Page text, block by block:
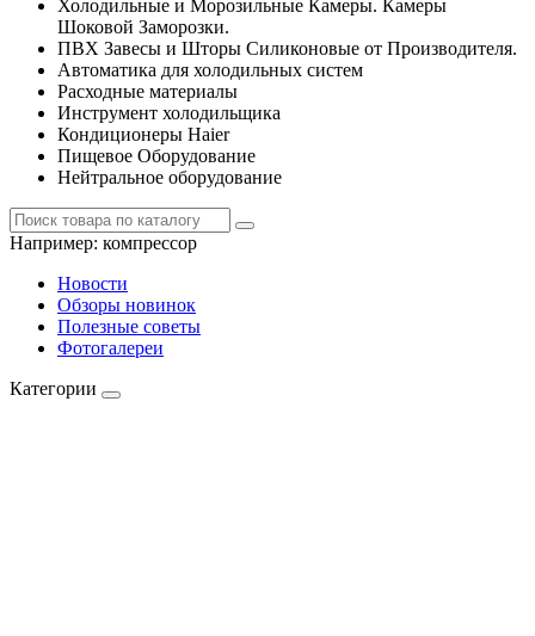
Холодильные и Морозильные Камеры. Камеры
Шоковой Заморозки.
ПВХ Завесы и Шторы Силиконовые от Производителя.
Автоматика для холодильных систем
Расходные материалы
Инструмент холодильщика
Кондиционеры Haier
Пищевое Оборудование
Нейтральное оборудование
Например: компрессор
Новости
Обзоры новинок
Полезные советы
Фотогалереи
Категории